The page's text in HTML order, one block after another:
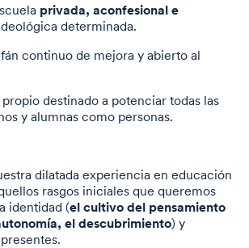
privada, aconfesional e
determinada.
continuo de mejora y abierto al
destinado a potenciar todas las
y alumnas como personas.
dilatada experiencia en educación
rasgos iniciales que queremos
identidad (elcultivo del pensamiento
el descubrimiento) y